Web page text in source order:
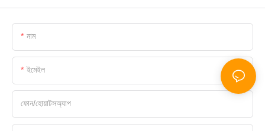
নাম
ইমেইল
ফোন/হোয়াটসঅ্যাপ